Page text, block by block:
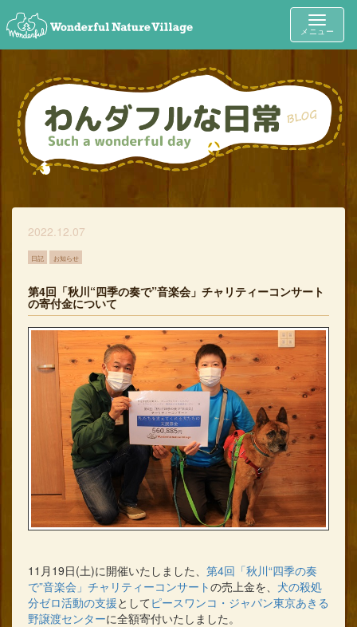
Toggle
メニュー
2022.12.07
日記 お知らせ
第4回「秋川“四季の奏で”音楽会」チャリティーコンサート
の寄付金について
11月19日(土)に開催いたしました、 第4回「秋川“四季の奏
で”音楽会」チャリティーコンサートの売上金を、 犬の殺処
分ゼロ活動の支援としてピースワンコ・ジャパン東京あきる
野譲渡センターに全額寄付いたしました。